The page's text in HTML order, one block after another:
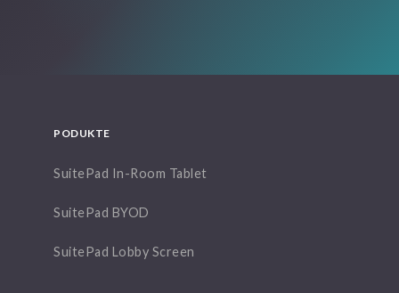
PODUKTE
SuitePad In-Room Tablet
SuitePad BYOD
SuitePad Lobby Screen